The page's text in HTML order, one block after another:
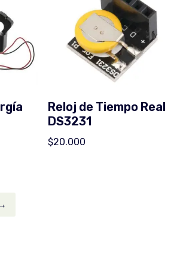
Reloj de Tiempo Real
DS3231
$20.000